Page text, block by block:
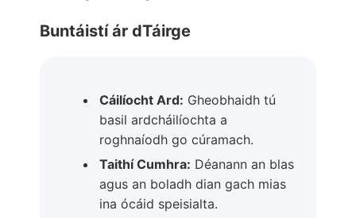
Buntáistí ár dTáirge
Cáilíocht Ard: Gheobhaidh tú
basil ardcháilíochta a
roghnaíodh go cúramach.
Taithí Cumhra: Déanann an blas
agus an boladh dian gach mias
ina ócáid speisialta.